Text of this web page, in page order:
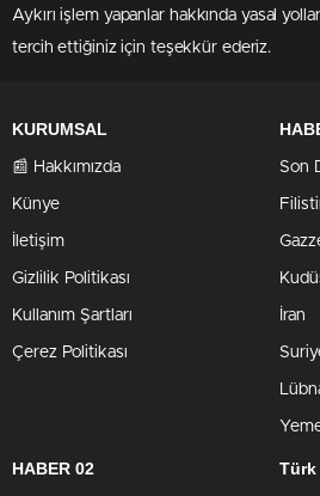
Aykırı işlem yapanlar hakkında yasal
tercih ettiğiniz için teşekkür ederiz.
KURUMSAL
📰 Hakkımızda
Künye
İletişim
Gizlilik Politikası
Kullanım Şartları
Çerez Politikası
Son
İran
HABER 02 Türk